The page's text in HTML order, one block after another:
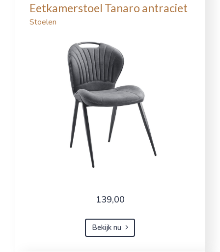
Eetkamerstoel Tanaro antraciet
Stoelen
139,00
Bekijk nu